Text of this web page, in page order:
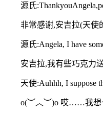
源氏
非常感谢,安吉拉(天使
源氏:Angela, I have
安吉拉,我有些巧克力
天使:Auhhh, I suppose
o(︶︿︶)o 哎……我想